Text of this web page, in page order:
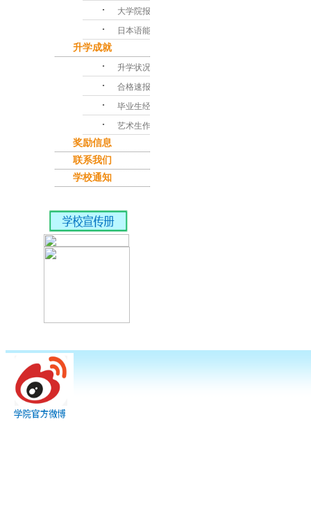
･ 大学院报考指南
･ 日本语能力考试
升学成就
･ 升学状况
･ 合格速报
･ 毕业生经验谈
･ 艺术生作品集
奖励信息
联系我们
学校通知